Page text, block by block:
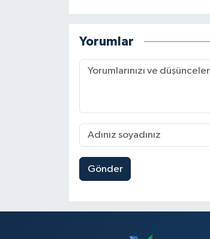
Yorumlar
Gönder